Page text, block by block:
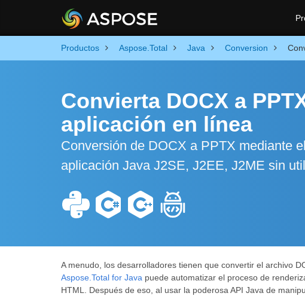
Productos Aspose.Total Java Conversion
Convierta DOCX a
aplicación en línea
Conversión de DOCX a PPTX mediante
aplicación Java J2SE, J2EE, J2ME sin
A menudo, los desarrolladores tienen que convertir el archivo
Aspose.Total for Java puede automatizar el proceso de
HTML. Después de eso, al usar la poderosa API Java de